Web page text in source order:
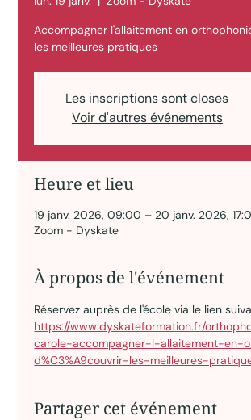
Accompagner l'allaitement en
les meilleures pratiques
Les inscriptions sont closes
Voir d'autres événements
Heure et lieu
19 janv. 2026, 09:00 – 20 janv. 2026,
Zoom - Dyskate
À propos de l'événement
Réservez auprès de l'école via le lien
https://www.dyskateformation.fr/
carole-accompagner-l-allaitement-en-
d%C3%A9couvrir-les-meilleures-
Partager cet événement